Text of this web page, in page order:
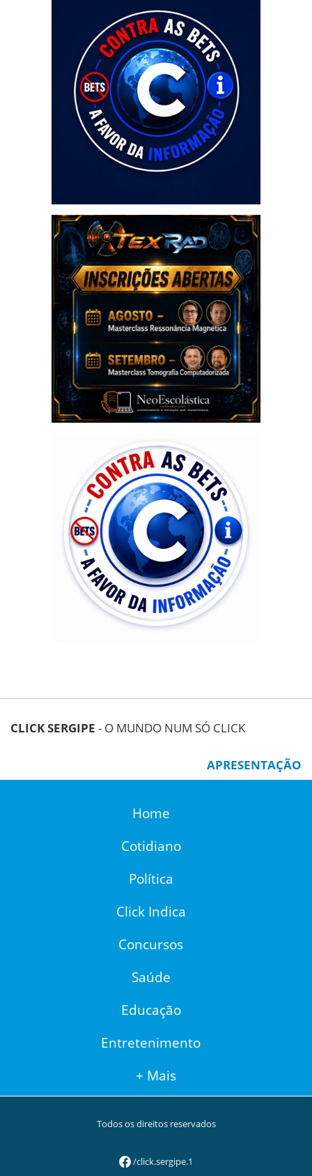
CLICK SERGIPE - O MUNDO NUM SÓ CLICK
APRESENTAÇÃO
Home
Cotidiano
Política
Click Indica
Concursos
Saúde
Educação
Entretenimento
+ Mais
Todos os direitos reservados
/click.sergipe.1